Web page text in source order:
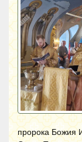
пророка Божия